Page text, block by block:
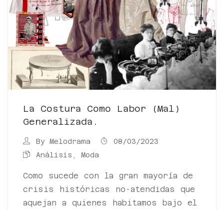
La Costura Como Labor (mal)
Generalizada.
By Melodrama
08/03/2023
Análisis
Moda
Como sucede con la gran mayoría de
crisis históricas no-atendidas que
aquejan a quienes habitamos bajo el